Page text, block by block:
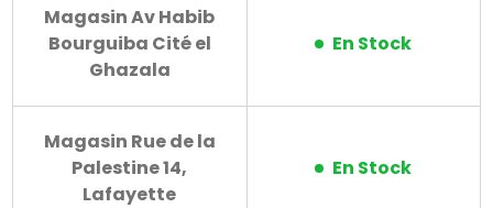
Magasin Av Habib
Bourguiba Cité el
Ghazala
En Stock
Magasin Rue de la
Palestine 14,
Lafayette
En Stock